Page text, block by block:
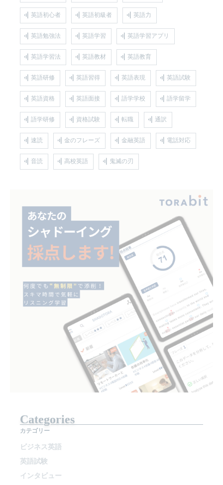
英語初心者 英語初級者 英語力
英語勉強法 英語学習 英語学習アプリ
英語学習法 英語教材 英語教育
英語研修 英語習得 英語表現 英語試験
英語資格 英語面接 語学学校 語学留学
語学研修 資格試験 転職 通訳
速読 金のフレーズ 金融英語 電話対応
音読 高校英語 鬼滅の刃
Categories
カテゴリー
ビジネス英語
英語試験
インタビュー